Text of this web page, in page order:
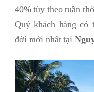
40% tùy theo tuần
Quý khách hàng có
đời mới nhất tại